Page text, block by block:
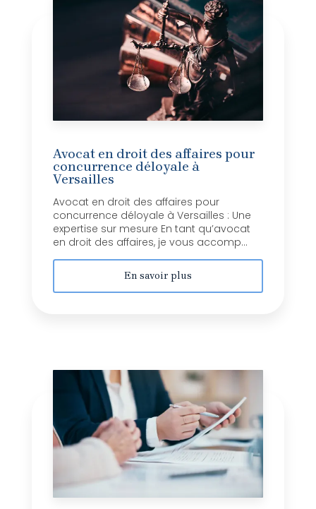
Avocat en droit des affaires pour
concurrence déloyale à
Versailles
Avocat en droit des affaires pour
concurrence déloyale à Versailles : Une
expertise sur mesure En tant qu’avocat
en droit des affaires, je vous accomp...
En savoir plus